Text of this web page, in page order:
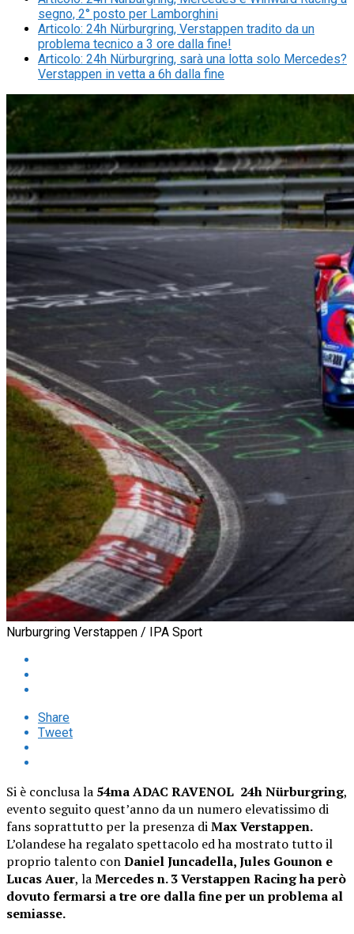
segno, 2° posto per Lamborghini
Articolo: 24h Nürburgring, Verstappen tradito da un
problema tecnico a 3 ore dalla fine!
Articolo: 24h Nürburgring, sarà una lotta solo Mercedes?
Verstappen in vetta a 6h dalla fine
Nurburgring Verstappen / IPA Sport
Share
Tweet
Si è conclusa la 54ma ADAC RAVENOL 24h Nürburgring,
evento seguito quest’anno da un numero elevatissimo di
fans soprattutto per la presenza diMax Verstappen.
L’olandese ha regalato spettacolo ed ha mostrato tutto il
proprio talento conDaniel Juncadella, Jules Gounon e
Lucas Auer, laMercedes n. 3 Verstappen Racing ha però
dovuto fermarsi a tre ore dalla fine per un problema al
semiasse.